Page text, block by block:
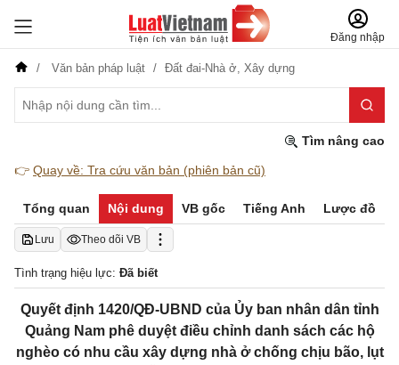
Đăng nhập
Văn bản pháp luật Đất đai-Nhà ở, Xây dựng
Tìm nâng cao
👉 Quay về: Tra cứu văn bản (phiên bản cũ)
Tổng quan Nội dung VB gốc Tiếng Anh Lược đồ
Lưu Theo dõi VB
Tình trạng hiệu lực: Đã biết
Quyết định 1420/QĐ-UBND của Ủy ban nhân dân tỉnh
Quảng Nam phê duyệt điều chỉnh danh sách các hộ
nghèo có nhu cầu xây dựng nhà ở chống chịu bão, lụt